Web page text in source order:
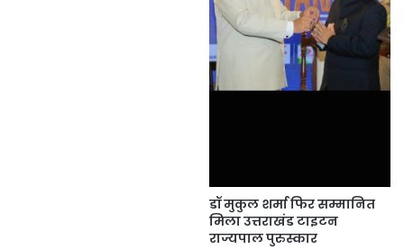
डॉ मुकुल शर्मा फिर सम्मानित
मिला उत्तराखंड टाइटन
राज्यपाल पुरुस्कार